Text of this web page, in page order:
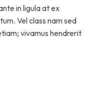
in ligula at ex
Vel class nam sed
vivamus hendrerit